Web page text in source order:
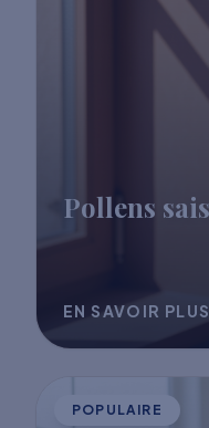
Pollens
EN SAVOIR PLUS
POPULAIRE